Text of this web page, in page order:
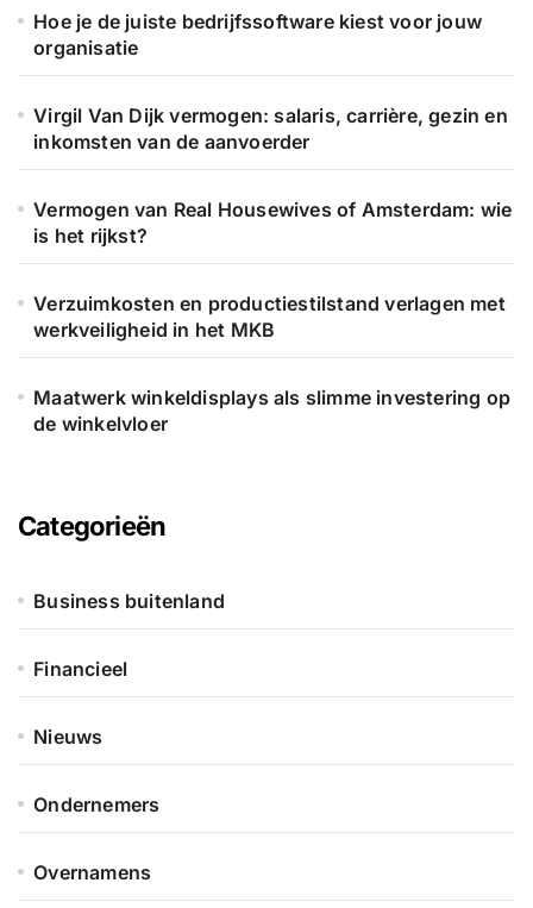
a Hoe je de juiste bedrijfssoftware kiest voor jouw
organisatie
Virgil Van Dijk vermogen: salaris, carrière, gezin en
inkomsten van de aanvoerder
Vermogen van Real Housewives of Amsterdam: wie
is het rijkst?
Verzuimkosten en productiestilstand verlagen met
werkveiligheid in het MKB
Maatwerk winkeldisplays als slimme investering op
de winkelvloer
Categorieën
Business buitenland
Financieel
Nieuws
Ondernemers
Overnamens